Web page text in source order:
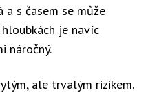
a s časem se může
je navíc
náročný.
ale trvalým rizikem.